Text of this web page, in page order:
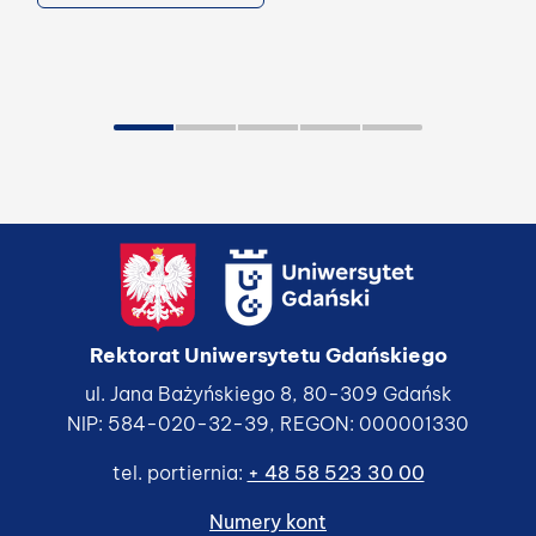
Rektorat Uniwersytetu Gdańskiego
ul. Jana Bażyńskiego 8, 80-309 Gdańsk
NIP: 584-020-32-39, REGON: 000001330
tel. portiernia: + 48 58 523 30 00
Numery kont